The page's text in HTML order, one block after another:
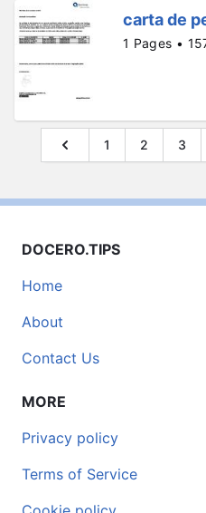
carta de
1 Pages •
1 2 3
DOCERO.TIPS
Home
About
Contact Us
MORE
Privacy policy
Terms of Service